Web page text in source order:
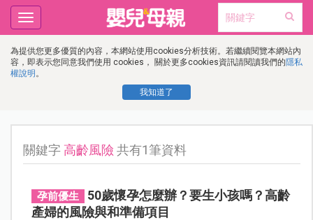
為提供您更多優質的內容，本網站使用cookies分析技術。若繼續閱覽本網站內
容，即表示您同意我們使用 cookies， 關於更多cookies資訊請閱讀我們的隱私
權說明 。
我知道了
Toggle
navigation
關鍵字 高齡風險 共有1筆資料
孕前優生
50歲懷孕怎麼辦？要生小孩嗎？高齡
產婦的風險與和準備項目